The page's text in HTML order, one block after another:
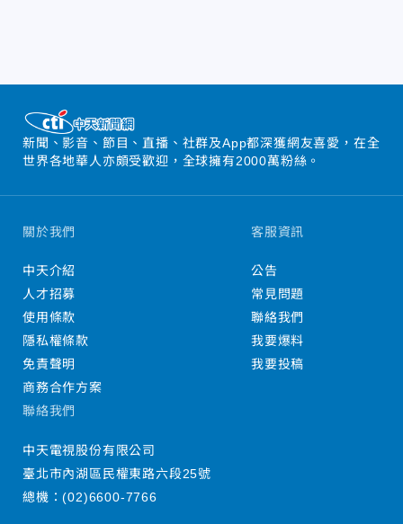
新聞、影音、節目、直播、社群及App都深獲網友喜愛，在全
世界各地華人亦頗受歡迎，全球擁有2000萬粉絲。
關於我們
中天介紹
人才招募
使用條款
隱私權條款
免責聲明
商務合作方案
客服資訊
公告
常見問題
聯絡我們
我要爆料
我要投稿
聯絡我們
中天電視股份有限公司
臺北市內湖區民權東路六段25號
總機：(02)6600-7766